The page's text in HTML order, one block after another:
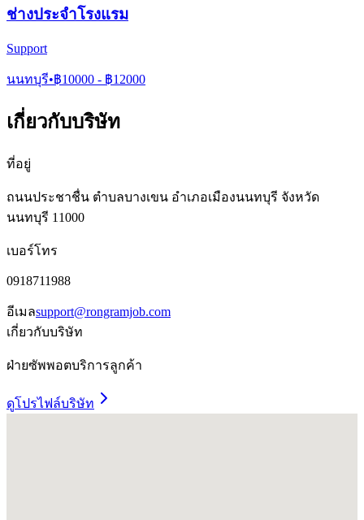
ช่างประจำโรงแรม
Support
นนทบุรี•฿10000 - ฿12000
เกี่ยวกับบริษัท
ที่อยู่
ถนนประชาชื่น ตำบลบางเขน อำเภอเมืองนนทบุรี จังหวัด
นนทบุรี 11000
เบอร์โทร
0918711988
อีเมลsupport@rongramjob.com
เกี่ยวกับบริษัท
ฝ่ายซัพพอตบริการลูกค้า
ดูโปรไฟล์บริษัท